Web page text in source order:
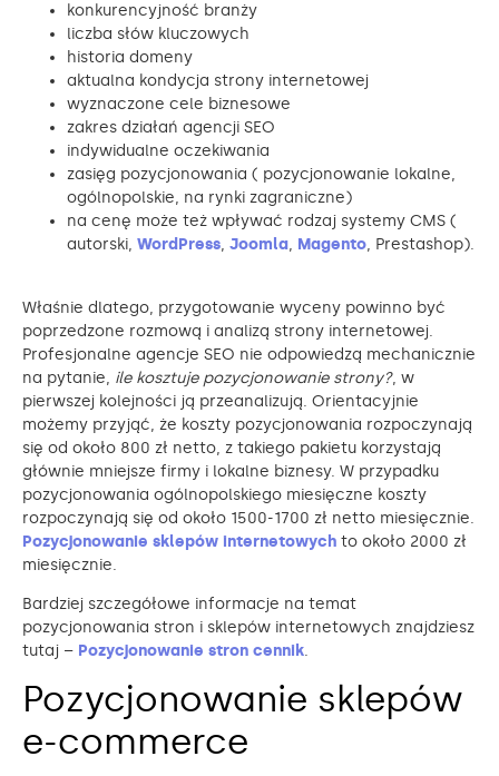
konkurencyjność branży
liczba słów kluczowych
historia domeny
aktualna kondycja strony internetowej
wyznaczone cele biznesowe
zakres działań agencji SEO
indywidualne oczekiwania
zasięg pozycjonowania ( pozycjonowanie lokalne,
ogólnopolskie, na rynki zagraniczne)
na cenę może też wpływać rodzaj systemy CMS (
autorski, WordPress, Joomla, Magento, Prestashop).
Właśnie dlatego, przygotowanie wyceny powinno być
poprzedzone rozmową i analizą strony internetowej.
Profesjonalne agencje SEO nie odpowiedzą mechanicznie
na pytanie, ile kosztuje pozycjonowanie strony?, w
pierwszej kolejności ją przeanalizują. Orientacyjnie
możemy przyjąć, że koszty pozycjonowania rozpoczynają
się od około 800 zł netto, z takiego pakietu korzystają
głównie mniejsze firmy i lokalne biznesy. W przypadku
pozycjonowania ogólnopolskiego miesięczne koszty
rozpoczynają się od około 1500-1700 zł netto miesięcznie.
Pozycjonowanie sklepów internetowych to około 2000 zł
miesięcznie.
Bardziej szczegółowe informacje na temat
pozycjonowania stron i sklepów internetowych znajdziesz
tutaj – Pozycjonowanie stron cennik.
Pozycjonowanie sklepów
e-commerce